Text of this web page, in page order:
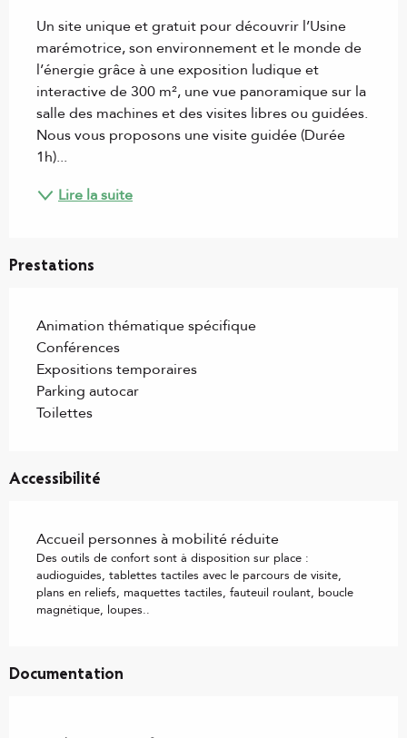
Un site unique et gratuit pour découvrir l’Usine
marémotrice, son environnement et le monde de
l’énergie grâce à une exposition ludique et
interactive de 300 m², une vue panoramique sur la
salle des machines et des visites libres ou guidées.
Nous vous proposons une visite guidée (Durée
1h)...
Lire la suite
Prestations
Animation thématique spécifique
Conférences
Expositions temporaires
Parking autocar
Toilettes
Accessibilité
Accueil personnes à mobilité réduite
Des outils de confort sont à disposition sur place :
audioguides, tablettes tactiles avec le parcours de visite,
plans en reliefs, maquettes tactiles, fauteuil roulant, boucle
magnétique, loupes..
Documentation